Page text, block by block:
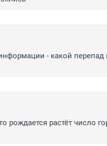
- какой перепад
рождается растёт число